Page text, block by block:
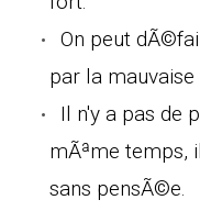
On peut
par la
Il n'y a pas de
mÃªme temps,
sans pensÃ©e.